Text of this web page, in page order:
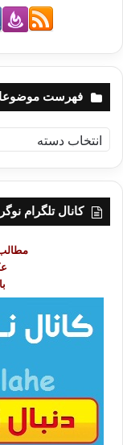
فهرست
ه
ر
کانال تلگرام نوگرا